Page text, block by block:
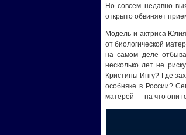
Но совсем недавно
открыто обвиняет
Модель и актриса
от биологической
на самом деле
несколько лет не
Кристины Ингу? Где
особняке в России?
матерей — на что они